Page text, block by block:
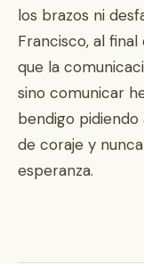
los brazos ni
Francisco, al
que la
sino comunicar
bendigo pidiendo
de coraje y
esperanza.